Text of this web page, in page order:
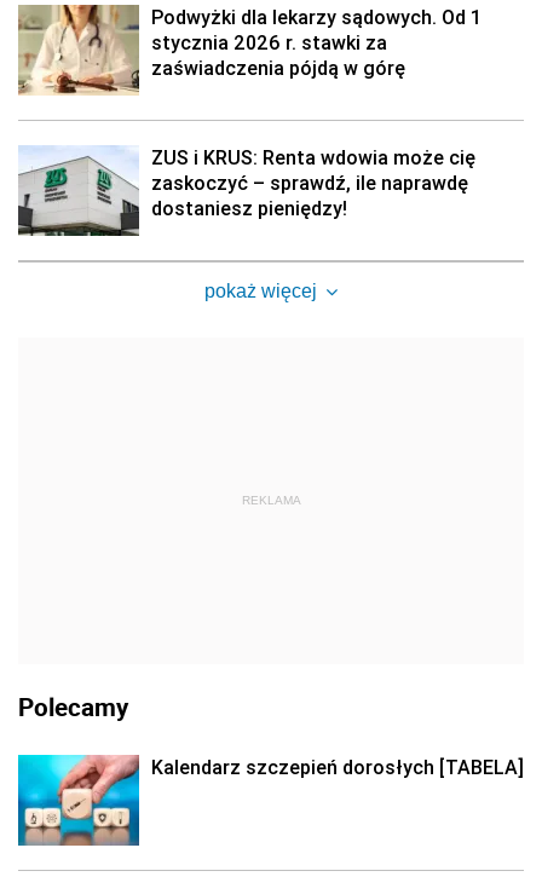
Podwyżki dla lekarzy sądowych. Od 1
stycznia 2026 r. stawki za
zaświadczenia pójdą w górę
ZUS i KRUS: Renta wdowia może cię
zaskoczyć – sprawdź, ile naprawdę
dostaniesz pieniędzy!
pokaż więcej
REKLAMA
Polecamy
Kalendarz szczepień dorosłych [TABELA]